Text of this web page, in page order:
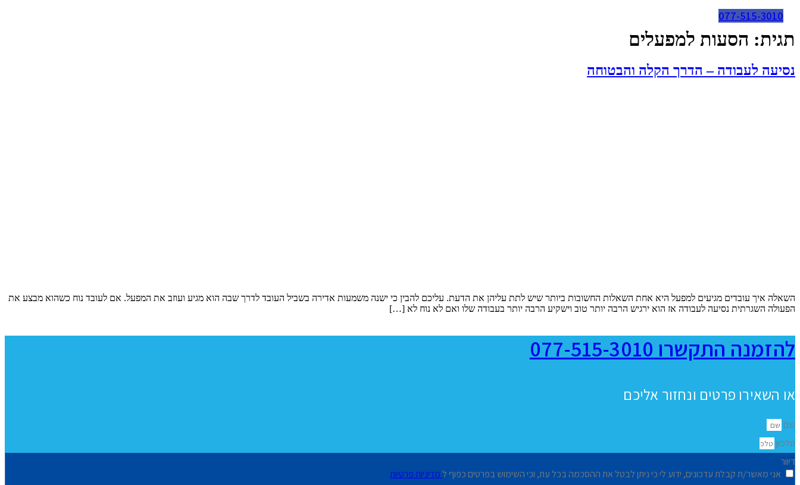
077-515-3010
תגית: הסעות למפעלים
נסיעה לעבודה – הדרך הקלה והבטוחה
השאלה איך עובדים מגיעים למפעל היא אחת השאלות החשובות ביותר שיש לתת עליהן את הדעת. עליכם להבין כי ישנה משמעות אדירה בשביל העובד לדרך שבה הוא מגיע ועוזב את המפעל. אם לעובד נוח כשהוא מבצע את
הפעולה השגרתית נסיעה לעבודה אז הוא ירגיש הרבה יותר טוב וישקיע הרבה יותר בעבודה שלו ואם לא נוח לא […]
להזמנה התקשרו 077-515-3010
או השאירו פרטים ונחזור אליכם
שם
טלפון
דיוור
אני מאשר/ת קבלת עדכונים, ידוע לי כי ניתן לבטל את ההסכמה בכל עת, וכי השימוש בפרטים כפוף למדיניות פרטיות